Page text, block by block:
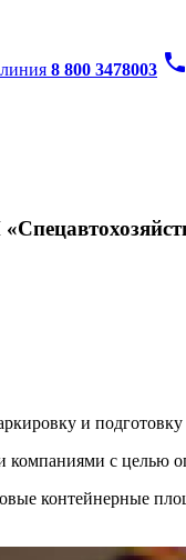
8 800 3478003 phone
и подготовку
с целью
контейнерные